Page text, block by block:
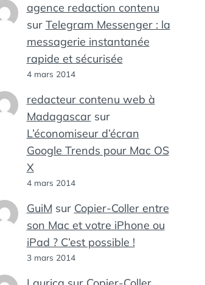
agence redaction contenu
sur Telegram Messenger : la
messagerie instantanée
rapide et sécurisée
4 mars 2014
redacteur contenu web à
Madagascarsur
L’économiseur d’écran
Google Trends pour Mac OS
X
4 mars 2014
GuiM sur Copier-Coller entre
son Mac et votre iPhone ou
iPad ? C’est possible !
3 mars 2014